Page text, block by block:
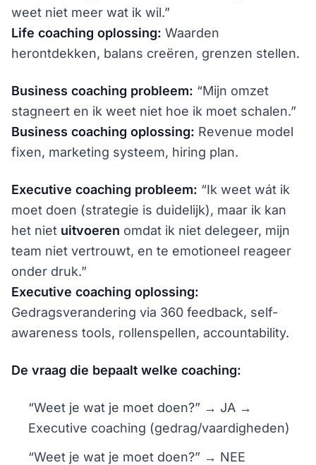
weet niet meer wat ik wil.”
Life coaching oplossing: Waarden
herontdekken, balans creëren, grenzen stellen.
Business coaching probleem: “Mijn omzet
stagneert en ik weet niet hoe ik moet schalen.”
Business coaching oplossing: Revenue model
fixen, marketing systeem, hiring plan.
Executive coaching probleem: “Ik weet wát ik
moet doen (strategie is duidelijk), maar ik kan
het niet uitvoeren omdat ik niet delegeer, mijn
team niet vertrouwt, en te emotioneel reageer
onder druk.”
Executive coaching oplossing:
Gedragsverandering via 360 feedback, self-
awareness tools, rollenspellen, accountability.
De vraag die bepaalt welke coaching:
“Weet je wat je moet doen?” → JA →
Executive coaching (gedrag/vaardigheden)
“Weet je wat je moet doen?” → NEE